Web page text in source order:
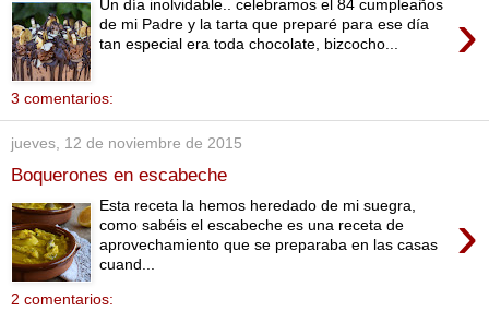
›
Un día inolvidable.. celebramos el 84 cumpleaños
de mi Padre y la tarta que preparé para ese día
tan especial era toda chocolate, bizcocho...
3 comentarios:
jueves, 12 de noviembre de 2015
Boquerones en escabeche
›
Esta receta la hemos heredado de mi suegra,
como sabéis el escabeche es una receta de
aprovechamiento que se preparaba en las casas
cuand...
2 comentarios: